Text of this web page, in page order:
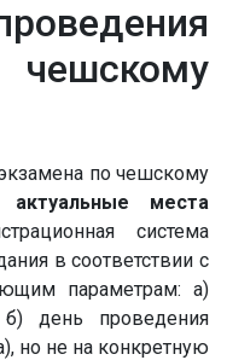
по чешскому
актуальные места
система
в соответствии с
параметрам: а)
день проведения
но не на конкретную